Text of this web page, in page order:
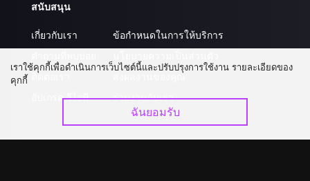
สนับสนุน
เกี่ยวกับเรา
ติดต่อเรา
อัปเกรด วีไอพี
ข้อกำหนดในการให้บริการ
ส่งผลงานของคุณ
ร่วมงานกับเรา
เราใช้คุกกี้เพื่อดำเนินการเว็บไซต์นี้และปรับปรุงการใช้งาน รายละเอียดของ
คุกกี้
ฉันยอมรับ